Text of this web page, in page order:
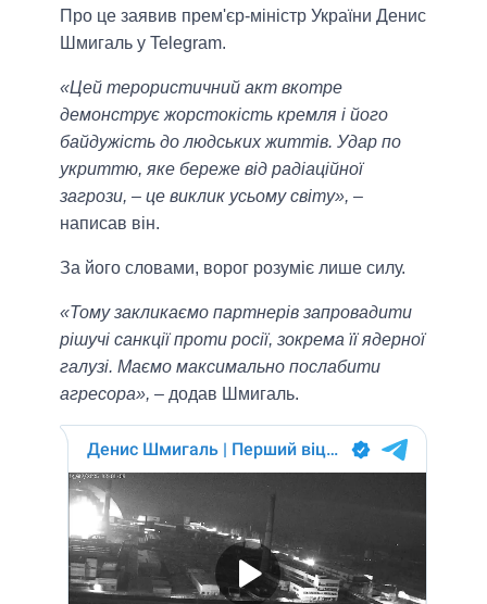
Про це заявив прем'єр-міністр України Денис
Шмигаль у Telegram.
«Цей терористичний акт вкотре
демонструє жорстокість кремля і його
байдужість до людських життів. Удар по
укриттю, яке береже від радіаційної
загрози, – це виклик усьому світу», –
написав він.
За його словами, ворог розуміє лише силу.
«Тому закликаємо партнерів запровадити
рішучі санкції проти росії, зокрема її ядерної
галузі. Маємо максимально послабити
агресора», – додав Шмигаль.